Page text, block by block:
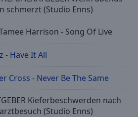
schmerzt (Studio Enns)
Harrison - Song Of Live
- Have It All
Cross - Never Be The Same
Kieferbeschwerden nach
(Studio Enns)